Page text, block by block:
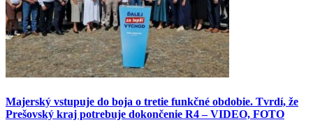
Majerský vstupuje do boja o tretie funkčné obdobie. Tvrdí, že
Prešovský kraj potrebuje dokončenie R4 – VIDEO, FOTO